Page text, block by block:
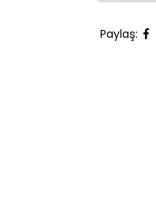
Paylaş: